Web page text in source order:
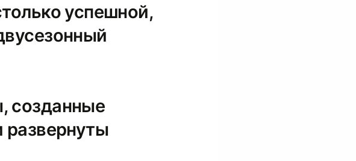
успешной,
созданные
развернуты